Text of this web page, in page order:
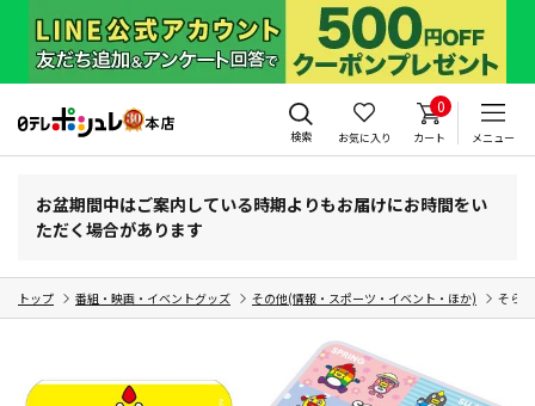
検索 お気に入り
0
カート メニュー
お盆期間中はご案内している時期よりもお届けにお時間をい
ただく場合があります
トップ 番組・映画・イベントグッズ その他(情報・スポーツ・イベント・ほか) そら